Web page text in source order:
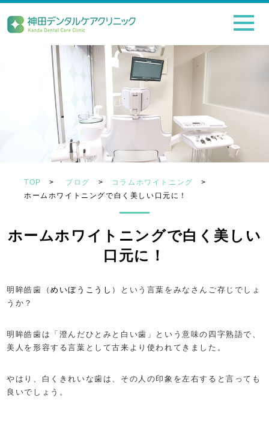
TOP > ブログ > コラムホワイトニング
>
ホームホワイトニングで白く美しい口元に！
ホームホワイトニングで白く美しい
口元に！
明眸皓歯（めいぼうこうし ）という言葉をみなさんご存じでしょ
うか？
明眸皓歯は「澄んだひとみと白い歯」という意味の四字熟語で、
美人を形容する言葉として古来より使われてきました。
やはり、白くきれいな歯は、その人の印象を左右すると言っても
良いでしょう。